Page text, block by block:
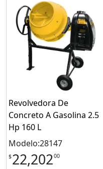
Revolvedora De
Concreto A Gasolina 2.5
Hp 160 L
Modelo:28147
$22,20200